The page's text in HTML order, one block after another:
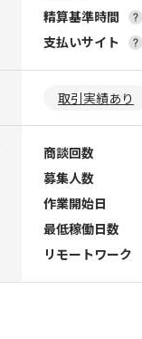
精算基準時間
支払いサイト
取引実績あり
商談回数
募集人数
作業開始日
最低稼働日数
リモートワーク